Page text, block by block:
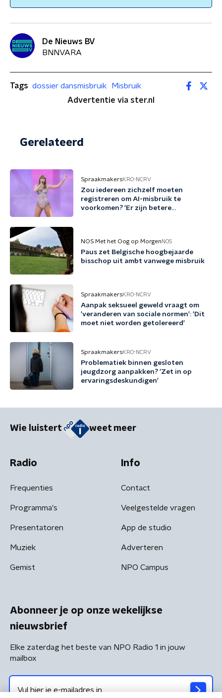
De Nieuws BV
BNNVARA
Tags dossier dansmisbruik
Misbruik
Advertentie via ster.nl
Gerelateerd
SpraakmakersKRO-NCRV
Zou iedereen zichzelf moeten
registreren om AI-misbruik te
voorkomen? 'Er zijn betere
NOS Met het Oog op Morgen NOS
Paus zet Belgische hoogbejaarde
bisschop uit ambt vanwege misbruik
SpraakmakersKRO-NCRV
Aanpak seksueel geweld vraagt om
'veranderen van sociale normen': 'Dit
moet niet worden getolereerd'
SpraakmakersKRO-NCRV
Problematiek binnen gesloten
jeugdzorg aanpakken? 'Zet in op
ervaringsdeskundigen'
Wie luistert weet meer
Radio
Frequenties
Programma's
Presentatoren
Muziek
Gemist
Info
Contact
Veelgestelde vragen
App de studio
Adverteren
NPO Campus
Abonneer je op onze wekelijkse
nieuwsbrief
Elke zaterdag het beste van NPO Radio 1 in jouw
mailbox